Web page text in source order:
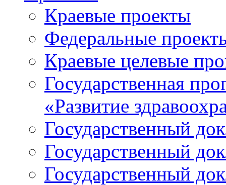
Краевые проекты
Федеральные
Краевые целевые
Государственная
«Развитие
Государственный
Государственный
Государственный